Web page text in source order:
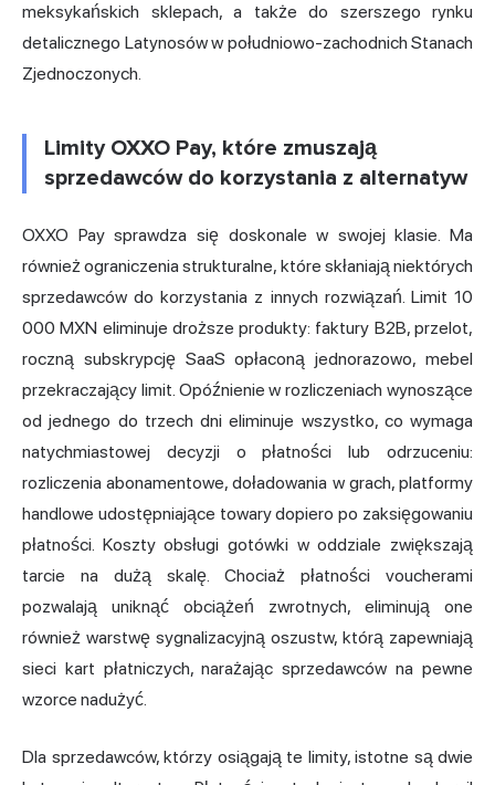
meksykańskich sklepach, a także do szerszego rynku
detalicznego Latynosów w południowo-zachodnich Stanach
Zjednoczonych.
Limity OXXO Pay, które zmuszają
sprzedawców do korzystania z alternatyw
OXXO Pay sprawdza się doskonale w swojej klasie. Ma
również ograniczenia strukturalne, które skłaniają niektórych
sprzedawców do korzystania z innych rozwiązań. Limit 10
000 MXN eliminuje droższe produkty: faktury B2B, przelot,
roczną subskrypcję SaaS opłaconą jednorazowo, mebel
przekraczający limit. Opóźnienie w rozliczeniach wynoszące
od jednego do trzech dni eliminuje wszystko, co wymaga
natychmiastowej decyzji o płatności lub odrzuceniu:
rozliczenia abonamentowe, doładowania w grach, platformy
handlowe udostępniające towary dopiero po zaksięgowaniu
płatności. Koszty obsługi gotówki w oddziale zwiększają
tarcie na dużą skalę. Chociaż płatności voucherami
pozwalają uniknąć obciążeń zwrotnych, eliminują one
również warstwę sygnalizacyjną oszustw, którą zapewniają
sieci kart płatniczych, narażając sprzedawców na pewne
wzorce nadużyć.
Dla sprzedawców, którzy osiągają te limity, istotne są dwie